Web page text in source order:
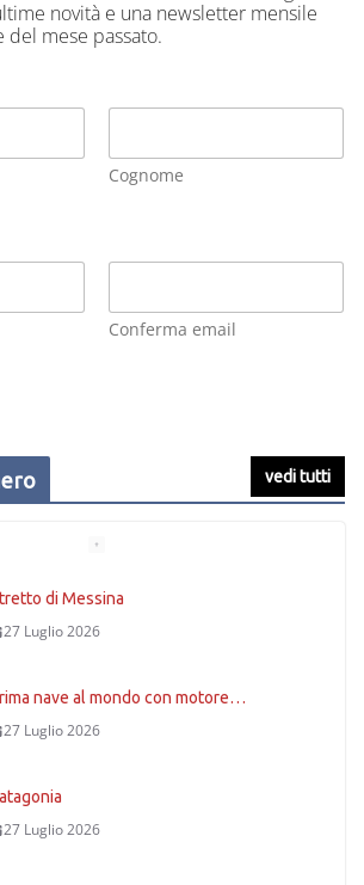
novità e una newsletter mensile
mese passato.
Cognome
Conferma email
vedi tutti
di Messina
27 Luglio 2026
nave al mondo con motore…
27 Luglio 2026
27 Luglio 2026